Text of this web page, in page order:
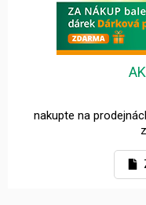
nakupte na